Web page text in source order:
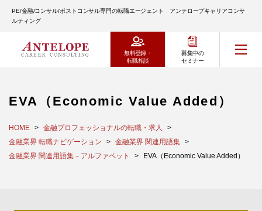
PE/金融/コンサル/ポストコンサル専門の転職エージェント アンテロープキャリアコンサ
ルティング
無料登録・
転職相談
募集中の
セミナー
EVA（Economic Value Added）
HOME
金融プロフェッショナルの転職・求人
金融業界 転職ナビゲーション
金融業界 関連用語集
金融業界 関連用語集－アルファベット
EVA（Economic Value Added）